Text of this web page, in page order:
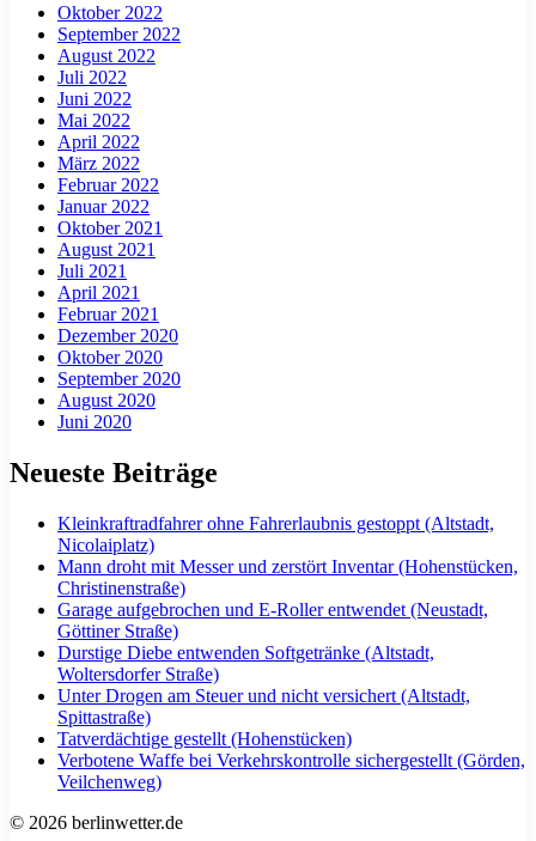
Oktober 2022
September 2022
August 2022
Juli 2022
Juni 2022
Mai 2022
April 2022
März 2022
Februar 2022
Januar 2022
Oktober 2021
August 2021
Juli 2021
April 2021
Februar 2021
Dezember 2020
Oktober 2020
September 2020
August 2020
Juni 2020
Neueste Beiträge
Kleinkraftradfahrer ohne Fahrerlaubnis gestoppt (Altstadt,
Nicolaiplatz)
Mann droht mit Messer und zerstört Inventar (Hohenstücken,
Christinenstraße)
Garage aufgebrochen und E-Roller entwendet (Neustadt,
Göttiner Straße)
Durstige Diebe entwenden Softgetränke (Altstadt,
Woltersdorfer Straße)
Unter Drogen am Steuer und nicht versichert (Altstadt,
Spittastraße)
Tatverdächtige gestellt (Hohenstücken)
Verbotene Waffe bei Verkehrskontrolle sichergestellt (Görden,
Veilchenweg)
© 2026 berlinwetter.de